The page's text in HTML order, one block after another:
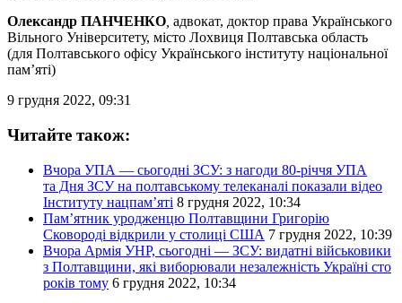
Олександр ПАНЧЕНКО адвокат, доктор права Українського
Вільного Університету, місто Лохвиця Полтавська область
(для Полтавського офісу Українського інституту національної
пам’яті)
9 грудня 2022, 09:31
Читайте також:
Вчора УПА — сьогодні ЗСУ: з нагоди 80-річчя УПА
та Дня ЗСУ на полтавському телеканалі показали відео
Інституту нацпам’яті 8 грудня 2022, 10:34
Пам’ятник уродженцю Полтавщини Григорію
Сковороді відкрили у столиці США 7 грудня 2022, 10:39
Вчора Армія УНР, сьогодні — ЗСУ: видатні військовики
з Полтавщини, які виборювали незалежність Україні сто
років тому 6 грудня 2022, 10:34